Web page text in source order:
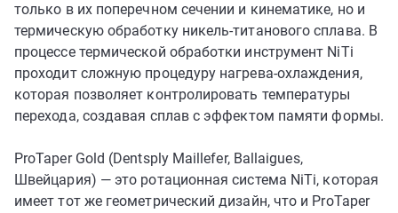
только в их поперечном сечении и кинематике, но и
термическую обработку никель-титанового сплава. В
процессе термической обработки инструмент NiTi
проходит сложную процедуру нагрева-охлаждения,
которая позволяет контролировать температуры
перехода, создавая сплав с эффектом памяти формы.
ProTaper Gold (Dentsply Maillefer, Ballaigues,
Швейцария) — это ротационная система NiTi, которая
имеет тот же геометрический дизайн, что и ProTaper